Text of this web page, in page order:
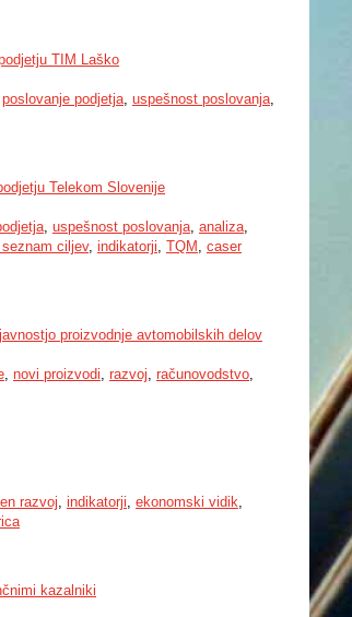
TIM Laško
poslovanje podjetja, uspešnost poslovanja,
Telekom Slovenije
, uspešnost poslovanja, analiza,
ciljev, indikatorji, TQM , caser
proizvodnje avtomobilskih delov
, novi proizvodi, razvoj, računovodstvo,
razvoj, indikatorji, ekonomski vidik,
kazalniki